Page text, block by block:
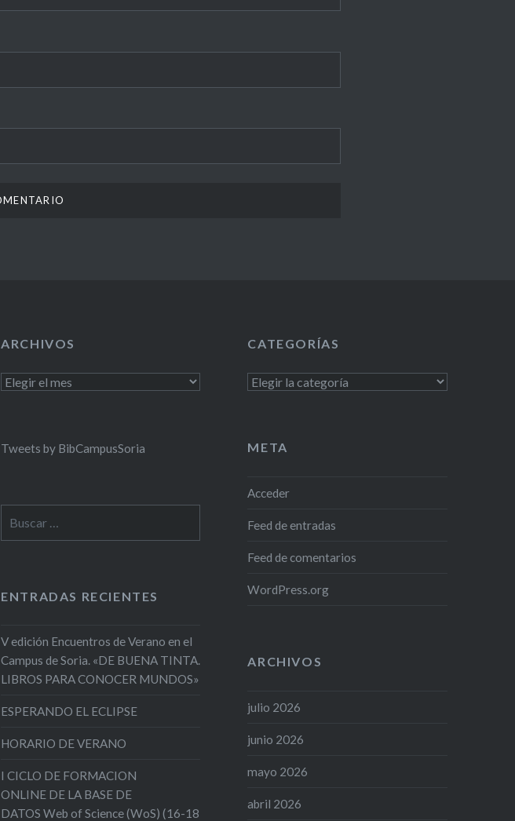
ARCHIVOS
Archivos
CATEGORÍAS
Categorías
Tweets by BibCampusSoria META
Acceder
Feed de entradas
Feed de comentarios
WordPress.org
ENTRADAS RECIENTES
V edición Encuentros de Verano en el
Campus de Soria. «DE BUENA TINTA.
LIBROS PARA CONOCER MUNDOS»
ESPERANDO EL ECLIPSE
HORARIO DE VERANO
I CICLO DE FORMACION
ONLINE DE LA BASE DE
DATOS Web of Science (WoS) (16-18
ARCHIVOS
julio 2026
junio 2026
mayo 2026
abril 2026